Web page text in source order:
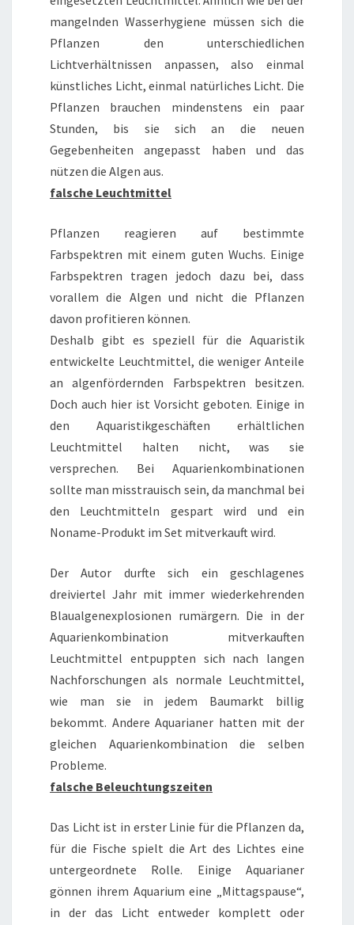
mangelnden Wasserhygiene müssen sich die
Pflanzen den unterschiedlichen
Lichtverhältnissen anpassen, also einmal
künstliches Licht, einmal natürliches Licht. Die
Pflanzen brauchen mindenstens ein paar
Stunden, bis sie sich an die neuen
Gegebenheiten angepasst haben und das
nützen die Algen aus.
falsche Leuchtmittel
Pflanzen reagieren auf bestimmte
Farbspektren mit einem guten Wuchs. Einige
Farbspektren tragen jedoch dazu bei, dass
vorallem die Algen und nicht die Pflanzen
davon profitieren können.
Deshalb gibt es speziell für die Aquaristik
entwickelte Leuchtmittel, die weniger Anteile
an algenfördernden Farbspektren besitzen.
Doch auch hier ist Vorsicht geboten. Einige in
den Aquaristikgeschäften erhältlichen
Leuchtmittel halten nicht, was sie
versprechen. Bei Aquarienkombinationen
sollte man misstrauisch sein, da manchmal bei
den Leuchtmitteln gespart wird und ein
Noname-Produkt im Set mitverkauft wird.
Der Autor durfte sich ein geschlagenes
dreiviertel Jahr mit immer wiederkehrenden
Blaualgenexplosionen rumärgern. Die in der
Aquarienkombination mitverkauften
Leuchtmittel entpuppten sich nach langen
Nachforschungen als normale Leuchtmittel,
wie man sie in jedem Baumarkt billig
bekommt. Andere Aquarianer hatten mit der
gleichen Aquarienkombination die selben
Probleme.
falsche Beleuchtungszeiten
Das Licht ist in erster Linie für die Pflanzen da,
für die Fische spielt die Art des Lichtes eine
untergeordnete Rolle. Einige Aquarianer
gönnen ihrem Aquarium eine „Mittagspause“,
in der das Licht entweder komplett oder